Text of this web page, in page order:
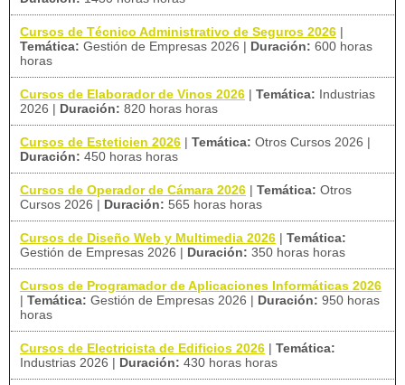
Cursos de Técnico Administrativo de Seguros 2026 |
Temática: Gestión de Empresas 2026 | Duración: 600 horas
horas
Cursos de Elaborador de Vinos 2026 | Temática: Industrias
2026 | Duración: 820 horas horas
Cursos de Esteticien 2026 | Temática: Otros Cursos 2026 |
Duración: 450 horas horas
Cursos de Operador de Cámara 2026 | Temática: Otros
Cursos 2026 | Duración: 565 horas horas
Cursos de Diseño Web y Multimedia 2026 | Temática:
Gestión de Empresas 2026 | Duración: 350 horas horas
Cursos de Programador de Aplicaciones Informáticas 2026
| Temática: Gestión de Empresas 2026 | Duración: 950 horas
horas
Cursos de Electricista de Edificios 2026 | Temática:
Industrias 2026 | Duración: 430 horas horas